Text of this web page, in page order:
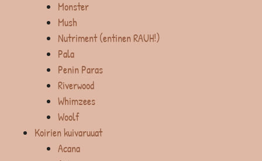
Monster
Mush
Nutriment (entinen RAUH!)
Pala
Penin Paras
Riverwood
Whimzees
Woolf
Koirien kuivaruuat
Acana